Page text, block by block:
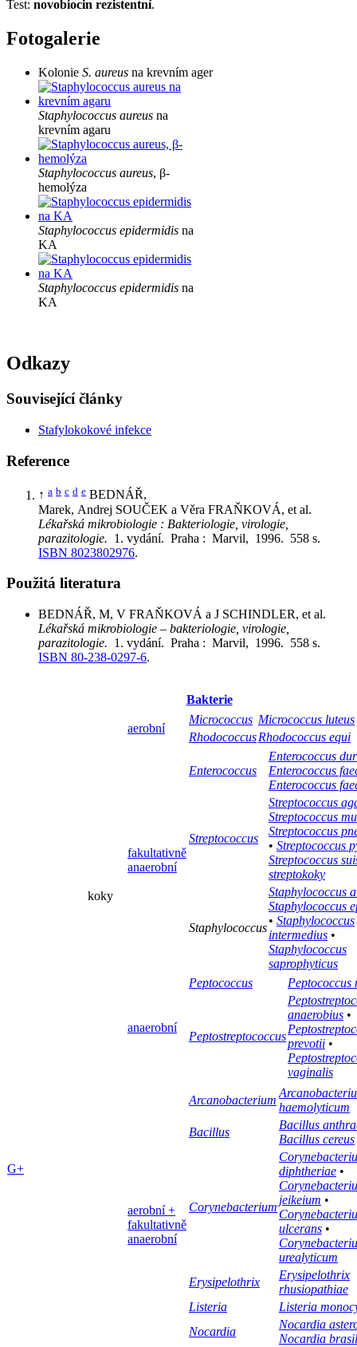
Test: novobiocin rezistentní.
Fotogalerie
Kolonie S. aureus na krevním ager
Staphylococcus aureus na
krevním agaru
Staphylococcus aureus, β-
hemolýza
Staphylococcus epidermidis na
KA
Staphylococcus epidermidis na
KA
Odkazy
Související články
Stafylokokové infekce
Reference
↑ a b c d e BEDNÁŘ,
Marek, Andrej SOUČEK a Věra FRAŇKOVÁ, et al.
Lékařská mikrobiologie : Bakteriologie, virologie,
parazitologie. 1. vydání. Praha : Marvil, 1996. 558 s.
ISBN 8023802976.
Použitá literatura
BEDNÁŘ, M, V FRAŇKOVÁ a J SCHINDLER, et al.
Lékařská mikrobiologie – bakteriologie, virologie,
parazitologie. 1. vydání. Praha : Marvil, 1996. 558 s.
ISBN 80-238-0297-6.
Bakterie
G+
koky
aerobní
Micrococcus Micrococcus luteus
RhodococcusRhodococcus equi
fakultativně
anaerobní
Enterococcus
Enterococcus
Enterococcus
Enterococcus
Streptococcus
Streptococcus
Streptococcus
Streptococcus
• Streptococcus
Streptococcus
streptokoky
Staphylococcus
Staphylococcus
Staphylococcus
• Staphylococcus
intermedius •
Staphylococcus
saprophyticus
anaerobní
Peptococcus Peptococcus
Peptostreptococcus
anaerobius •
prevotii •
vaginalis
aerobní +
fakultativně
anaerobní
Arcanobacterium
haemolyticum
Bacillus
Bacillus
Bacillus cereus
Corynebacterium
diphtheriae •
jeikeium •
ulcerans •
urealyticum
Erysipelothrix
Erysipelothrix
rhusiopathiae
Listeria
Listeria
Nocardia
Nocardia
Nocardia